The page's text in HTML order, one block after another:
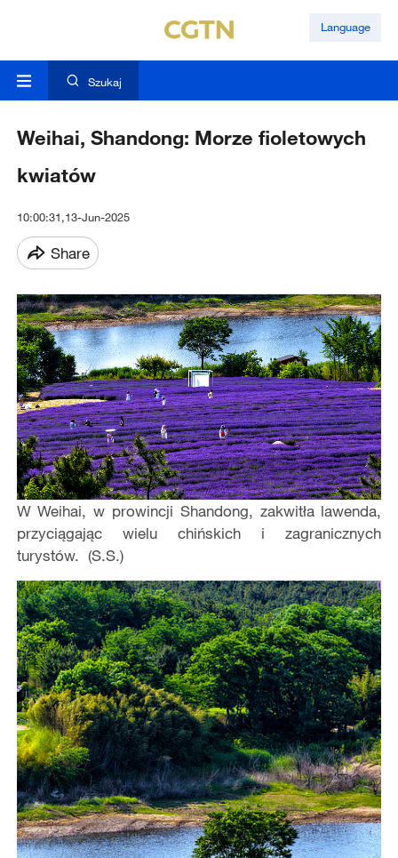
Language
Szukaj
Weihai, Shandong: Morze fioletowych
kwiatów
10:00:31,13-Jun-2025
Share
W Weihai, w prowincji Shandong, zakwitła lawenda,
przyciągając wielu chińskich i zagranicznych
turystów. (S.S.)